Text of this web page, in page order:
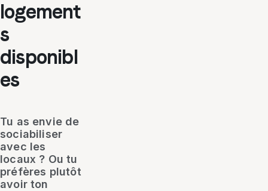
logement
s
disponibl
es
Tu as envie de
sociabiliser
avec les
locaux ? Ou tu
préfères plutôt
avoir ton